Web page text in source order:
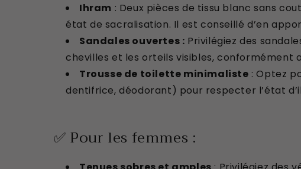
Ihram : Deux pièces de tissu blanc sans
état de sacralisation. Il est conseillé d’en
Sandales ouvertes : Privilégiez des
chevilles et les orteils visibles, conformément
Trousse de toilette minimaliste : Optez
dentifrice, déodorant) pour respecter l’état
✅ Pour les femmes :